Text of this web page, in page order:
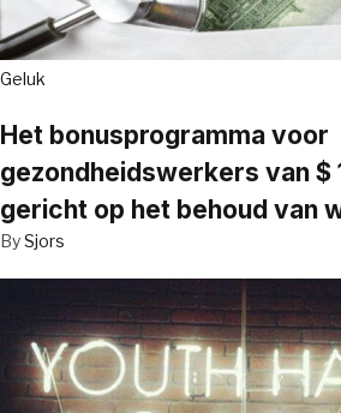
Geluk
Het bonusprogramma voor
gezondheidswerkers van $
gericht op het behoud van
BySjors